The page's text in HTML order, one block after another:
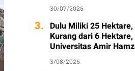
30/07/2026
3. Dulu Miliki 25
Kurang dari 6
Universitas Amir
3/08/2026